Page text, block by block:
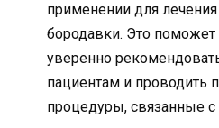
применении для
бородавки. Это
уверенно
пациентам и проводить
процедуры, связанные